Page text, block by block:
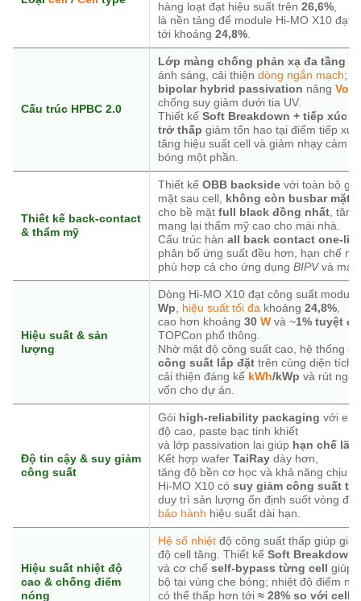
hàng loạt đạt hiệu suất trên 26,6%,
là nền tảng để module Hi-MO X10 đạt
tới khoảng 24,8%.
Cấu trúc HPBC 2.0
Lớp màng chống phản xạ đa tầng
ánh sáng, cải thiện dòng ngắn mạch;
bipolar hybrid passivation nâng Voc
chống suy giảm dưới tia UV.
Thiết kế Soft Breakdown + tiếp xúc
trở thấp giảm tổn hao tại điểm tiếp xúc,
tăng hiệu suất cell và giảm nhạy cảm
bóng một phần.
Thiết kế back-contact
& thẩm mỹ
Thiết kế OBB backside với toàn bộ
mặt sau cell, không còn busbar mặt
cho bề mặt full black đồng nhất,
mang lại thẩm mỹ cao cho mái nhà.
Cấu trúc hàn all back contact one-
phân bố ứng suất đều hơn, hạn chế
phù hợp cả cho ứng dụng BIPVvà mái
Hiệu suất & sản
lượng
Dòng Hi-MO X10 đạt công suất
Wp, hiệu suất tối đa khoảng 24,8%,
cao hơn khoảng 30 W và ~1% tuyệt
TOPCon phổ thông.
Nhờ mật độ công suất cao, hệ thống
công suất lắp đặt trên cùng diện tích
cải thiện đáng kể kWh/kWp và rút
vốn cho dự án.
Độ tin cậy & suy giảm
công suất
Gói high-reliability packaging với
độ cao, paste bạc tinh khiết
và lớp passivation lai giúp hạn chế
Kết hợp wafer TaiRay dày hơn,
tăng độ bền cơ học và khả năng chịu
Hi-MO X10 có suy giảm công suất
duy trì sản lượng ổn định suốt vòng
bảo hành hiệu suất dài hạn.
Hiệu suất nhiệt độ
cao & chống điểm
nóng
Hệ số nhiệt độ công suất thấp giúp
độ cell tăng. Thiết kế Soft Breakdown
và cơ chế self-bypass từng cell
giúp
bộ tại vùng che bóng; nhiệt độ điểm
có thể thấp hơn tới ≈ 28% so với cell